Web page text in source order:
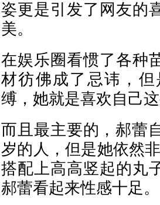
姿更是引发了网友的
美。
在娱乐圈看惯了各种
材彷佛成了忌讳，
缚，她就是喜欢自己
而且最主要的，郝蕾
岁的人，但是她依然
搭配上高高竖起的丸
郝蕾看起来性感十足。